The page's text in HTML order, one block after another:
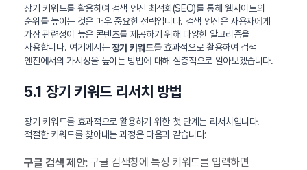
장기 키워드를 활용하여 검색 엔진 최적화(SEO)를 통해 웹사이트의
순위를 높이는 것은 매우 중요한 전략입니다. 검색 엔진은 사용자에게
가장 관련성이 높은 콘텐츠를 제공하기 위해 다양한 알고리즘을
사용합니다. 여기에서는장기 키워드를 효과적으로 활용하여 검색
엔진에서의 가시성을 높이는 방법에 대해 심층적으로 알아보겠습니다.
5.1 장기 키워드 리서치 방법
장기 키워드를 효과적으로 활용하기 위한 첫 단계는 리서치입니다.
적절한 키워드를 찾아내는 과정은 다음과 같습니다:
구글 검색 제안:구글 검색창에 특정 키워드를 입력하면